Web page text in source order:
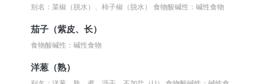
别名：菜椒（脱水）、柿子椒（脱水）食物酸碱性：碱性食物
茄子（紫皮、长）
食物酸碱性：碱性食物
洋葱（熟）